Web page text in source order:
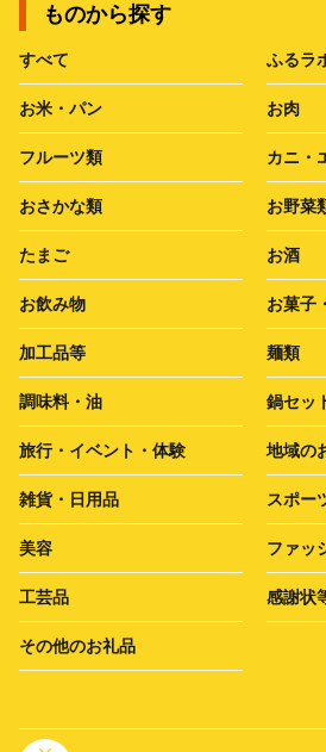
ものから探す
すべて ふるラ
お米・パン お肉
フルーツ類 カニ・
おさかな類 お野菜
たまご お酒
お飲み物 お菓子
加工品等 麺類
調味料・油 鍋セッ
旅行・イベント・体験 地域の
雑貨・日用品 スポー
美容 ファッ
工芸品 感謝状
その他のお礼品